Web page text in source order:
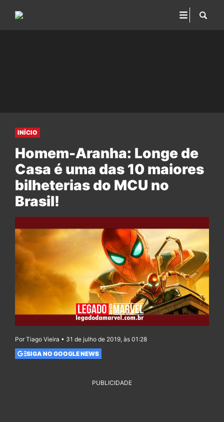
INÍCIO
Homem-Aranha: Longe de
Casa é uma das 10 maiores
bilheterias do MCU no
Brasil!
Por Tiago Vieira • 31 de julho de 2019, às 01:28
SIGA NO GOOGLE NEWS
PUBLICIDADE